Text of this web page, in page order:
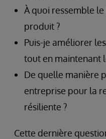
À quoi ressemble le
produit ?
Puis-je améliorer
tout en maintenant
De quelle manière
entreprise pour la
résiliente ?
Cette dernière